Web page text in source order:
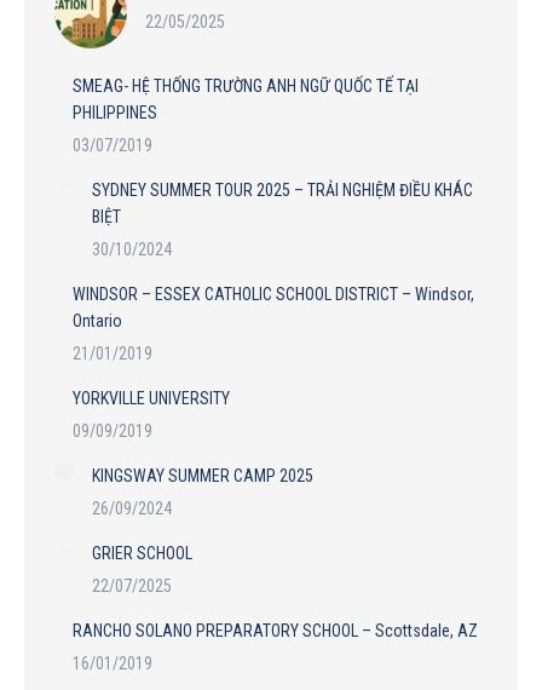
22/05/2025
SMEAG- HỆ THỐNG TRƯỜNG ANH NGỮ QUỐC TẾ TẠI
PHILIPPINES
03/07/2019
SYDNEY SUMMER TOUR 2025 – TRẢI NGHIỆM ĐIỀU KHÁC
BIỆT
30/10/2024
WINDSOR – ESSEX CATHOLIC SCHOOL DISTRICT – Windsor,
Ontario
21/01/2019
YORKVILLE UNIVERSITY
09/09/2019
KINGSWAY SUMMER CAMP 2025
26/09/2024
GRIER SCHOOL
22/07/2025
RANCHO SOLANO PREPARATORY SCHOOL – Scottsdale, AZ
16/01/2019